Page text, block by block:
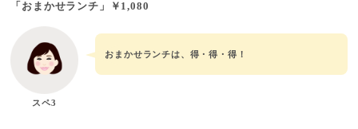
「おまかせランチ」 ￥1,080
スペ3
おまかせランチは、得・得・得！